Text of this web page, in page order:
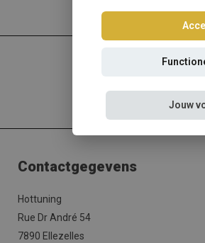
Contactgegevens
Hottuning
Rue Dr André 54
7890 Ellezelles
Jouw